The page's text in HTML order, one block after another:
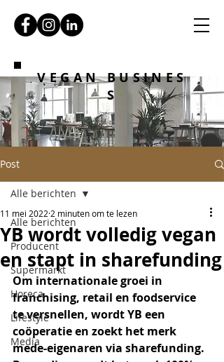
VEGAN BUSINES
S
Post
Alle berichten
Producent
Supermarkt
Horeca
Lifestyle
Media
Alle berichten
YB wordt volledig vegan
en stapt in sharefunding
11 mei 2022 2 minuten om te lezen
Om internationale groei in
franchising, retail en foodservice
te versnellen, wordt YB een
coöperatie en zoekt het merk
mede-eigenaren via sharefunding.